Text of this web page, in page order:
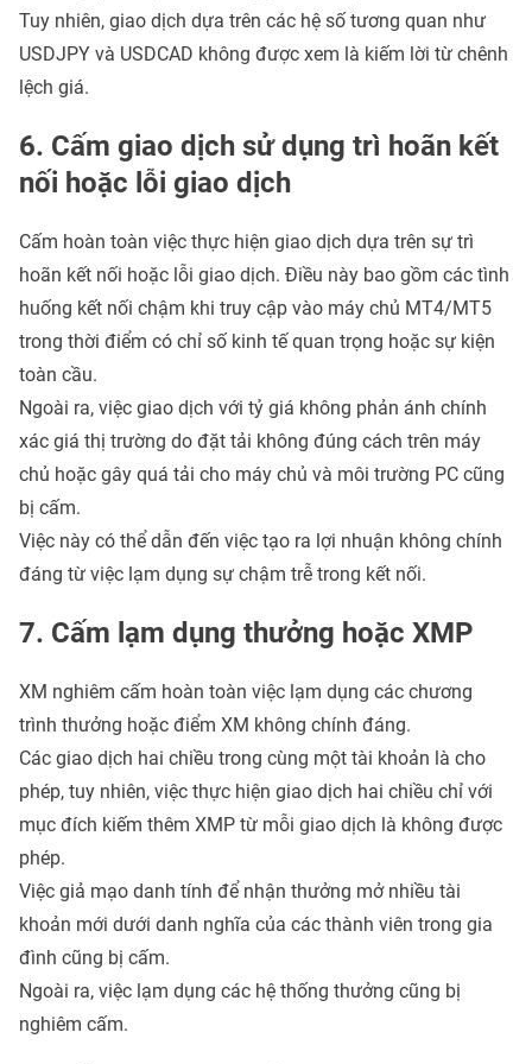
Tuy nhiên, giao dịch dựa trên các hệ số tương quan như
USDJPY và USDCAD không được xem là kiếm lời từ chênh
lệch giá.
6. Cấm giao dịch sử dụng trì hoãn kết
nối hoặc lỗi giao dịch
Cấm hoàn toàn việc thực hiện giao dịch dựa trên sự trì
hoãn kết nối hoặc lỗi giao dịch. Điều này bao gồm các tình
huống kết nối chậm khi truy cập vào máy chủ MT4/MT5
trong thời điểm có chỉ số kinh tế quan trọng hoặc sự kiện
toàn cầu.
Ngoài ra, việc giao dịch với tỷ giá không phản ánh chính
xác giá thị trường do đặt tải không đúng cách trên máy
chủ hoặc gây quá tải cho máy chủ và môi trường PC cũng
bị cấm.
Việc này có thể dẫn đến việc tạo ra lợi nhuận không chính
đáng từ việc lạm dụng sự chậm trễ trong kết nối.
7. Cấm lạm dụng thưởng hoặc XMP
XM nghiêm cấm hoàn toàn việc lạm dụng các chương
trình thưởng hoặc điểm XM không chính đáng.
Các giao dịch hai chiều trong cùng một tài khoản là cho
phép, tuy nhiên, việc thực hiện giao dịch hai chiều chỉ với
mục đích kiếm thêm XMP từ mỗi giao dịch là không được
phép.
Việc giả mạo danh tính để nhận thưởng mở nhiều tài
khoản mới dưới danh nghĩa của các thành viên trong gia
đình cũng bị cấm.
Ngoài ra, việc lạm dụng các hệ thống thưởng cũng bị
nghiêm cấm.